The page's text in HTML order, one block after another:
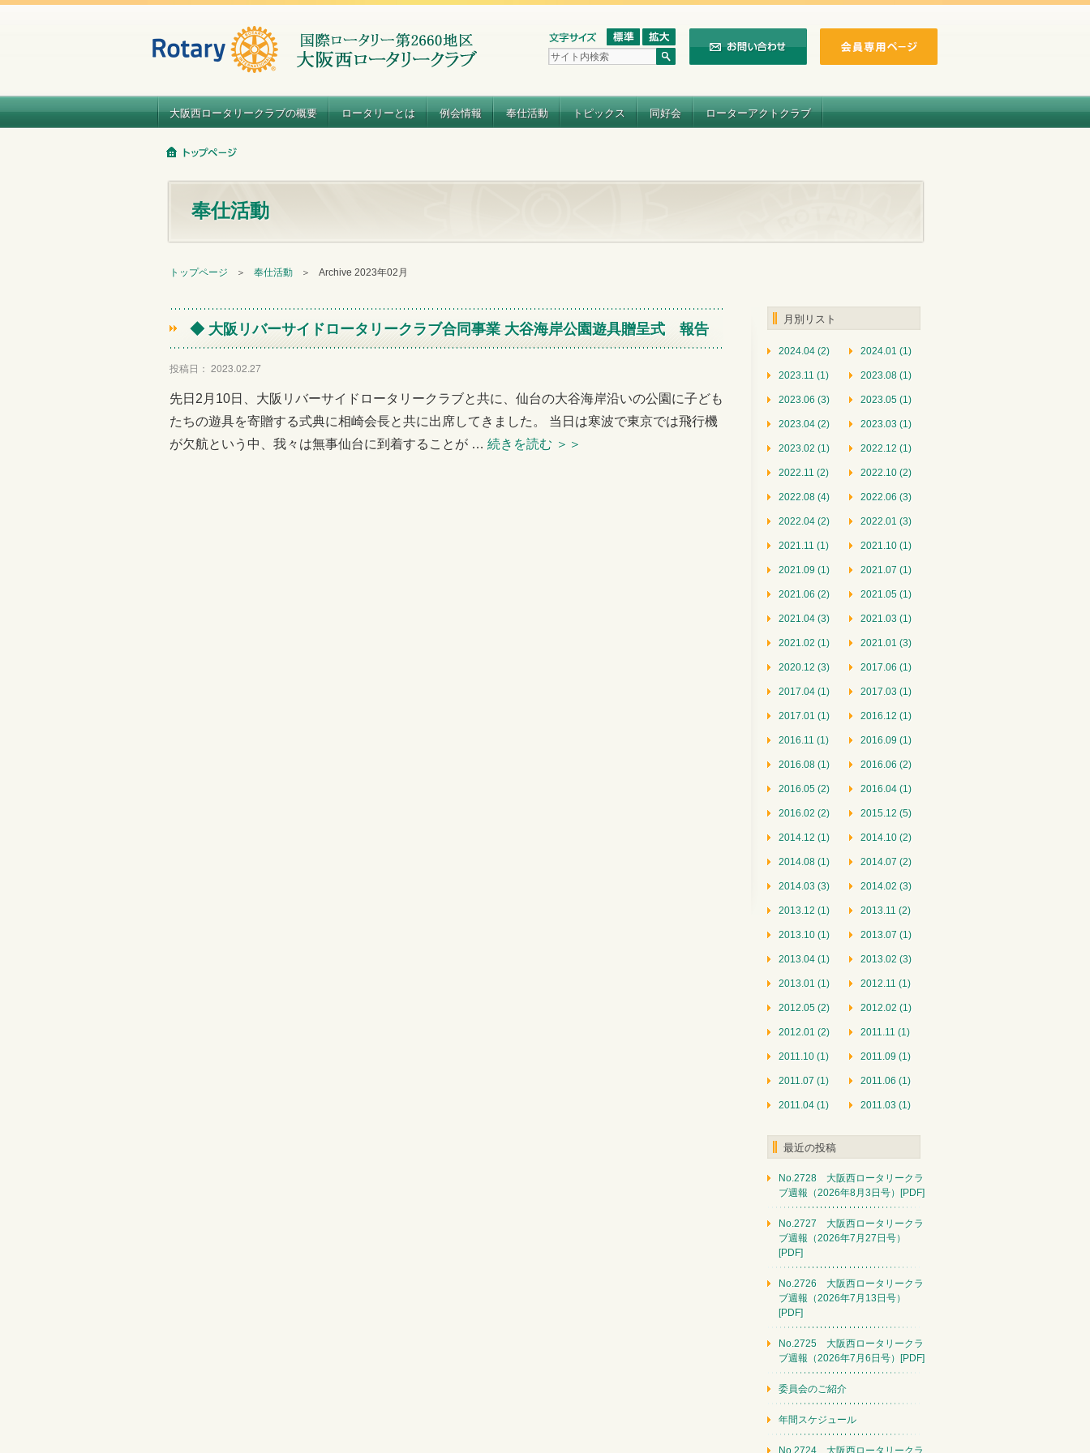
大阪西ロータリークラブの概要 ロータリーとは 例会情報 奉仕活動 トピックス 同好会 ローターアクトクラブ
奉仕活動
トップページ ＞ 奉仕活動 ＞ Archive 2023年02月
◆ 大阪リバーサイドロータリークラブ合同事業 大谷海岸公園遊具贈呈式 報告
投稿日： 2023.02.27
先日2月10日、大阪リバーサイドロータリークラブと共に、仙台の大谷海岸沿いの公園に子ども
たちの遊具を寄贈する式典に相崎会長と共に出席してきました。 当日は寒波で東京では飛行機
が欠航という中、我々は無事仙台に到着することが … 続きを読む ＞＞
月別リスト
2024.04 (2) 2024.01 (1)
2023.11 (1) 2023.08 (1)
2023.06 (3) 2023.05 (1)
2023.04 (2) 2023.03 (1)
2023.02 (1) 2022.12 (1)
2022.11 (2) 2022.10 (2)
2022.08 (4) 2022.06 (3)
2022.04 (2) 2022.01 (3)
2021.11 (1) 2021.10 (1)
2021.09 (1) 2021.07 (1)
2021.06 (2) 2021.05 (1)
2021.04 (3) 2021.03 (1)
2021.02 (1) 2021.01 (3)
2020.12 (3) 2017.06 (1)
2017.04 (1) 2017.03 (1)
2017.01 (1) 2016.12 (1)
2016.11 (1) 2016.09 (1)
2016.08 (1) 2016.06 (2)
2016.05 (2) 2016.04 (1)
2016.02 (2) 2015.12 (5)
2014.12 (1) 2014.10 (2)
2014.08 (1) 2014.07 (2)
2014.03 (3) 2014.02 (3)
2013.12 (1) 2013.11 (2)
2013.10 (1) 2013.07 (1)
2013.04 (1) 2013.02 (3)
2013.01 (1) 2012.11 (1)
2012.05 (2) 2012.02 (1)
2012.01 (2) 2011.11 (1)
2011.10 (1) 2011.09 (1)
2011.07 (1) 2011.06 (1)
2011.04 (1) 2011.03 (1)
最近の投稿
No.2728 大阪西ロータリークラ
ブ週報（2026年8月3日号）[PDF]
No.2727 大阪西ロータリークラ
ブ週報（2026年7月27日号）
[PDF]
No.2726 大阪西ロータリークラ
ブ週報（2026年7月13日号）
[PDF]
No.2725 大阪西ロータリークラ
ブ週報（2026年7月6日号）[PDF]
委員会のご紹介
年間スケジュール
No.2724 大阪西ロータリークラ